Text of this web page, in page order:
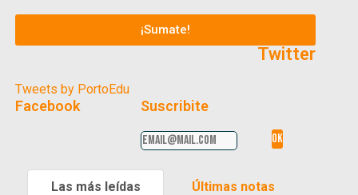
¡Sumate!
Twitter
Tweets by PortoEdu
Facebook Suscribite
Las más leídas Últimas notas